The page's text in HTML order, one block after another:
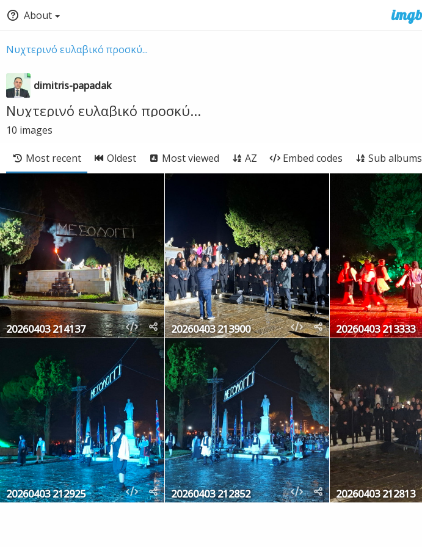
About
Νυχτερινό ευλαβικό προσκύ...
dimitris-papadak
Νυχτερινό ευλαβικό προσκύ...
10 images
Most recent Oldest Most viewed AZ Embed codes Sub albums
20260403 214137 20260403 213900 20260403 213333
20260403 212925 20260403 212852 20260403 212813